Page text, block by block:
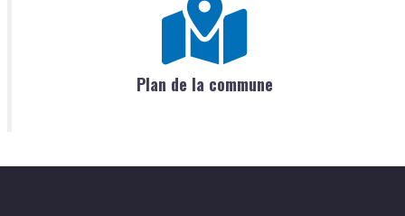
Plan de la commune